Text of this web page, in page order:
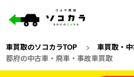
車買取のソコカラTOP > 車買取・
都府の中古車・廃車・事故車買取